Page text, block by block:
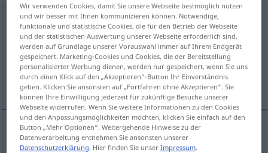
Vogel-Strauß-Politikf <Vogel-Strauß-Politik;keinpl
Übersicht aller Übersetzungen
(Für mehr Details die Übersetzung anklicken/antippen)
head-in-the-sand policy
head-in-the-sandpolicy Vogel-Strauß-Politik
Wir verwenden Cookies, damit Sie unsere Webseite bestmöglich nutzen
und wir besser mit Ihnen kommunizieren können. Notwendige,
funktionale und statistische Cookies, die für den Betrieb der Webseite
und der statistischen Auswertung unserer Webseite erforderlich sind,
werden auf Grundlage unserer Vorauswahl immer auf Ihrem Endgerät
gespeichert. Marketing-Cookies und Cookies, die der Bereitstellung
personalisierter Werbung dienen, werden nur gespeichert, wenn Sie uns
durch einen Klick auf den „Akzeptieren“-Button Ihr Einverständnis
geben. Klicken Sie ansonsten auf „Fortfahren ohne Akzeptieren“. Sie
können Ihre Einwilligung jederzeit für zukünftige Besuche unserer
Webseite widerrufen. Wenn Sie weitere Informationen zu den Cookies
und den Anpassungsmöglichkeiten möchten, klicken Sie einfach auf den
Button „Mehr Optionen“. Weitergehende Hinweise zu der
Datenverarbeitung entnehmen Sie ansonsten unserer
Datenschutzerklärung. Hier finden Sie unserImpressum.